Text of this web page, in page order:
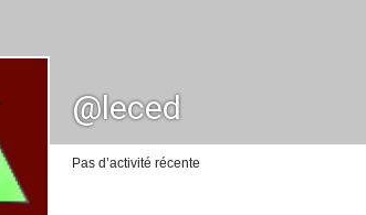
@leced
Pas d’activité récente